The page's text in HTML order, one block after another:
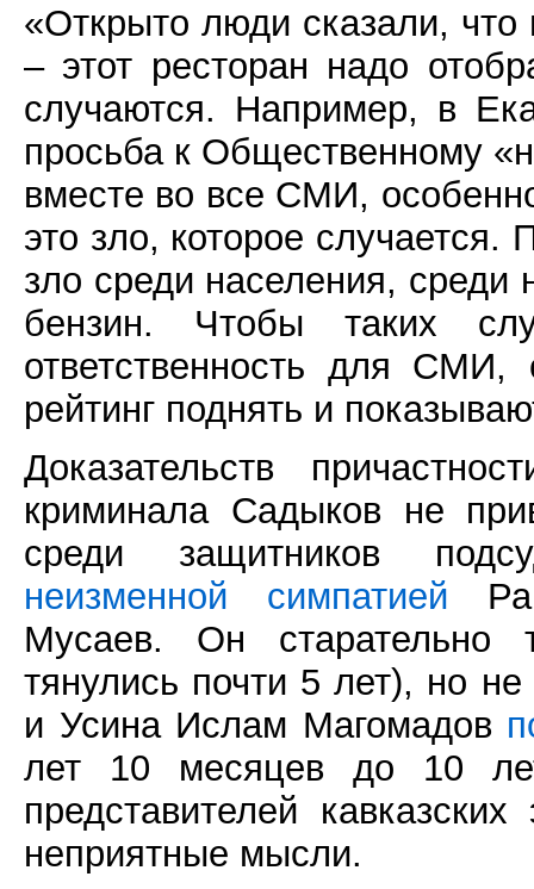
«Открыто люди сказали,
– этот ресторан надо
случаются. Например, в
просьба к Общественному
вместе во все СМИ,
это зло, которое
зло среди населения,
бензин. Чтобы таких
ответственность для
рейтинг поднять и
Доказательств
криминала Садыков не
среди защитников
неизменной симпатией
Мусаев. Он старательно
тянулись почти 5 лет), но
и Усина Ислам Магомадов
лет 10 месяцев до 10
представителей
неприятные мысли.